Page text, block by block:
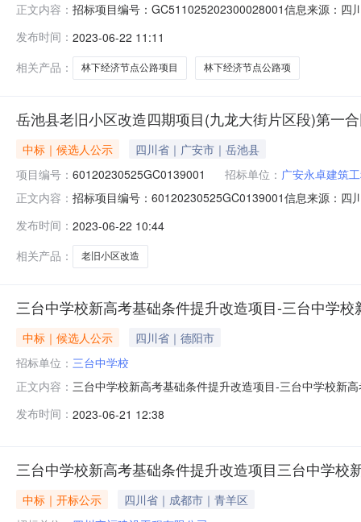
正文内容： 招标项目编号：GC511025202300028001信息来源：四
区林下经济节点公路项目路段Ⅲ（双河镇拥跃村至蓼叶沟
场项目业主联系
发布时间： 2023-06-22 11:11
相关产品：
林下经济节点公路项目 林下经济节点公路项
岳池县老旧小区改造四期项目(九龙大街片区段)第一
中标｜候选人公示
四川省｜广安市｜岳池县
项目编号： 60120230525GC0139001 招标单位： 广安永卓建筑
正文内容： 招标项目编号：60120230525GC0139001信息来源：四
广安永卓建筑工程有限公司项目业主联系电话
发布时间： 2023-06-22 10:44
相关产品：
老旧小区改造
三台中学校新高考基础条件提升改造项目-三台中学
中标｜候选人公示
四川省｜德阳市
招标单位： 三台中学校
正文内容： 三台中学校新高考基础条件提升改造项目-三台中学校新
中学校招标人联系电话13890464321招标代理机构四川
发布时间： 2023-06-21 12:38
三台中学校新高考基础条件提升改造项目三台中学校
中标｜开标公示
四川省｜成都市｜青羊区